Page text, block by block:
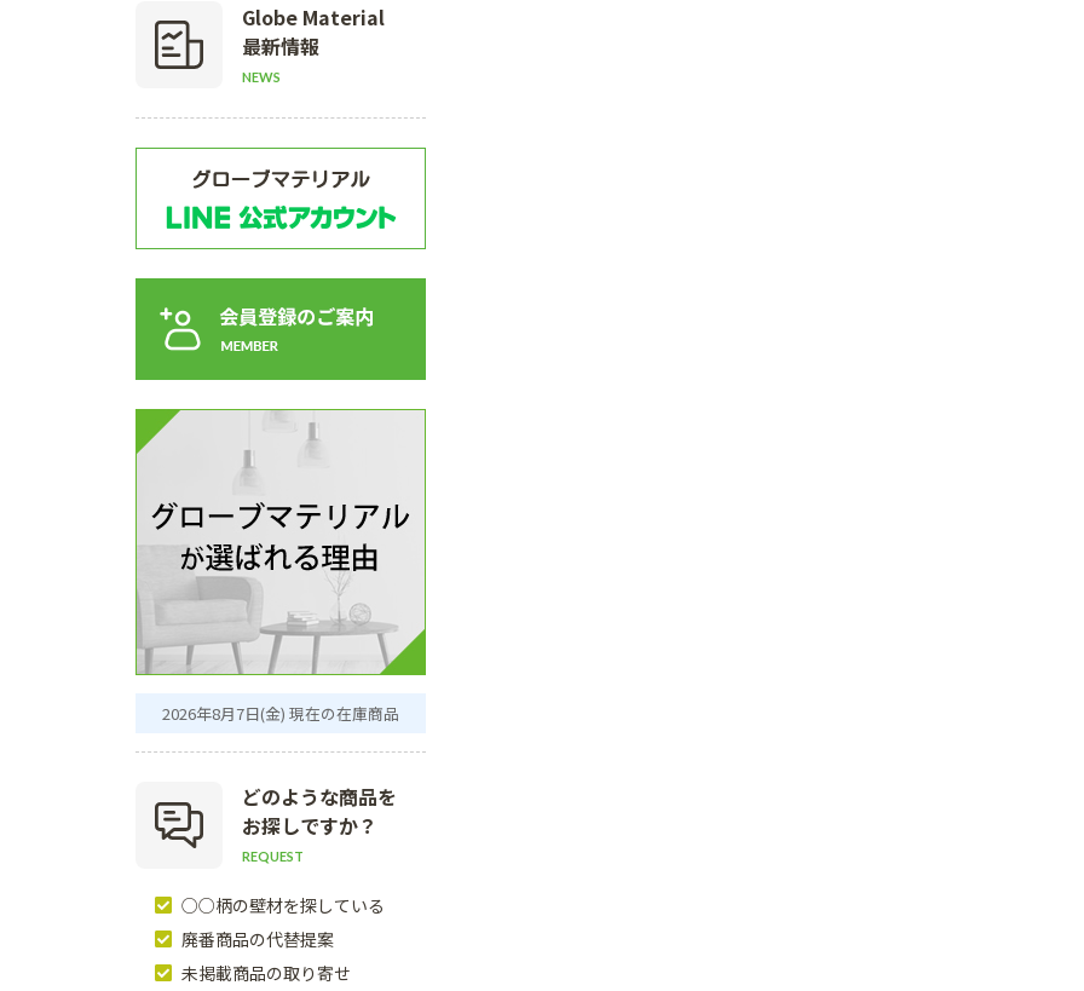
Globe Material
最新情報
NEWS
2026年8月7日(金) 現在の在庫商品
どのような商品を
お探しですか？
REQUEST
○○柄の壁材を探している
廃番商品の代替提案
未掲載商品の取り寄せ